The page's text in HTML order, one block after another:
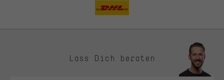
Lass Dich beraten